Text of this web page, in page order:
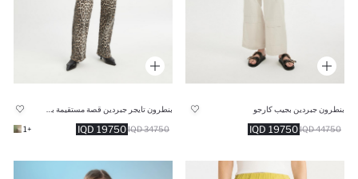
بنطرون جبردين بجيب كارجو
19750 IQD 44750 IQD
19750 IQD 34750 IQD
+1